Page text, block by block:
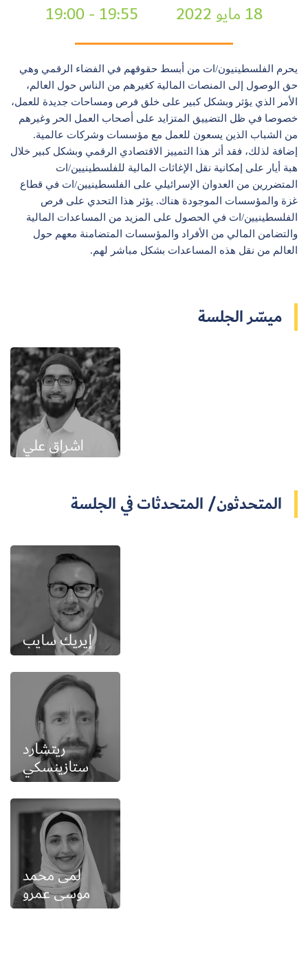
18 مايو 2022 19:55 - 19:00
يحرم الفلسطينيون/ات من أبسط حقوقهم في الفضاء الرقمي وهي
حق الوصول إلى المنصات المالية كغيرهم من الناس حول العالم،
الأمر الذي يؤثر وبشكل كبير على خلق فرص ومساحات جديدة للعمل،
خصوصا في ظل التضييق المتزايد على أصحاب العمل الحر وغيرهم
من الشباب الذين يسعون للعمل مع مؤسسات وشركات عالمية.
إضافة لذلك، فقد أثر هذا التمييز الاقتصادي الرقمي وبشكل كبير خلال
هبة أيار على إمكانية نقل الإغاثات المالية للفلسطينيين/ات
المتضررين من العدوان الإسرائيلي على الفلسطينيين/ات في قطاع
غزة والمؤسسات الموجودة هناك. يؤثر هذا التحدي على فرص
الفلسطينيين/ات في الحصول على المزيد من المساعدات المالية
والتضامن المالي من الأفراد والمؤسسات المتضامنة معهم حول
العالم من نقل هذه المساعدات بشكل مباشر لهم.
ميسّر الجلسة
اشراق علي
المتحدثون/ المتحدثات في الجلسة
إيريك سايب
ريتشارد
ستازينسكي
لمى محمد
موسى عمرو